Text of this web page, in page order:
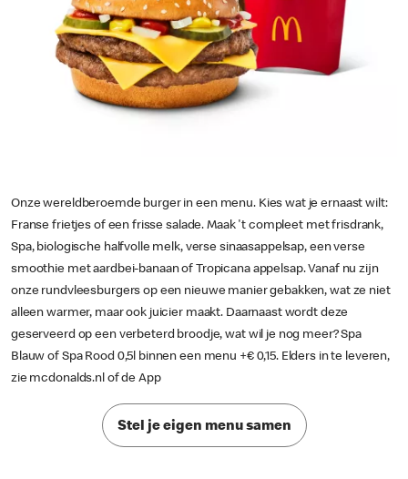
Onze wereldberoemde burger in een menu. Kies wat je ernaast wilt:
Franse frietjes of een frisse salade. Maak 't compleet met frisdrank,
Spa, biologische halfvolle melk, verse sinaasappelsap, een verse
smoothie met aardbei-banaan of Tropicana appelsap. Vanaf nu zijn
onze rundvleesburgers op een nieuwe manier gebakken, wat ze niet
alleen warmer, maar ook juicier maakt. Daarnaast wordt deze
geserveerd op een verbeterd broodje, wat wil je nog meer? Spa
Blauw of Spa Rood 0,5l binnen een menu +€ 0,15. Elders in te leveren,
zie mcdonalds.nl of de App
Stel je eigen menu samen